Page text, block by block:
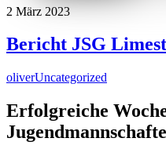
2 März 2023
Bericht JSG
oliverUncategorized
Erfolgreiche